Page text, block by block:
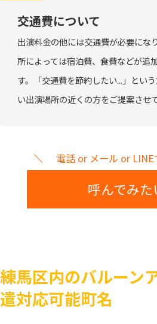
交通費について
出演料金の他には交通費が必要にな
所によっては宿泊費、食費などが追
す。「交通費を節約したい...」とい
い出演場所の近くの方をご提案させ
電話 or メール or LINE
呼んでみた
練馬区内のバルーン
遣対応可能町名